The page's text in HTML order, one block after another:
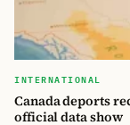
INTERNATIONAL
Canada deports
official data show